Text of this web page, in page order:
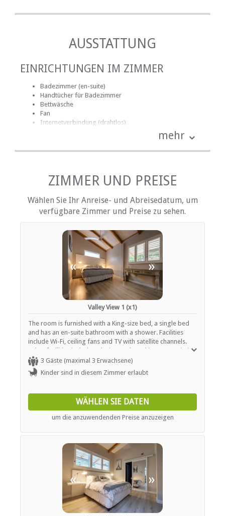
AUSSTATTUNG
EINRICHTUNGEN IM ZIMMER
Badezimmer (en-suite)
Handtücher für Badezimmer
Bettwäsche
Fan
Internetverbindung (drahtlos)
Kinderfreundlich (alle Altersgruppen)
Parkplatz (abseits der Straße)
Schwimmbad
ESSEN UND TRINKEN
Braai / Grill (BBQ)
INTERNET
Kostenloses Wi-Fi
mehr
ZIMMER UND PREISE
Wählen Sie Ihr Anreise- und Abreisedatum, um
verfügbare Zimmer und Preise zu sehen.
« »
Valley View 1 (x1)
The room is furnished with a King-size bed, a single bed
and has an en-suite bathroom with a shower. Facilities
include Wi-Fi, ceiling fans and TV with satellite channels.
Other facilities include a designated smoking area, Wi-Fi,
barbeque, pool, outside patio area and Washing and
Ironing at an extra charge.
3 Gäste (maximal 3 Erwachsene)
Kinder sind in diesem Zimmer erlaubt
WÄHLEN SIE DATEN
um die anzuwendenden Preise anzuzeigen
« »